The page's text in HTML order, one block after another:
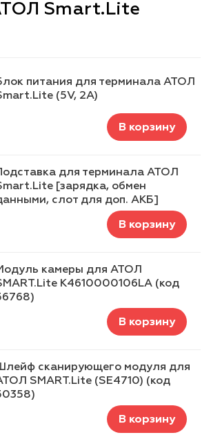
Smart.Lite
питания для терминала АТОЛ
(5V, 2A)
В корзину
для терминала АТОЛ
[зарядка, обмен
слот для доп. АКБ]
В корзину
камеры для АТОЛ
K4610000106LA (код
В корзину
сканирующего модуля для
SMART.Lite (SE4710) (код
В корзину